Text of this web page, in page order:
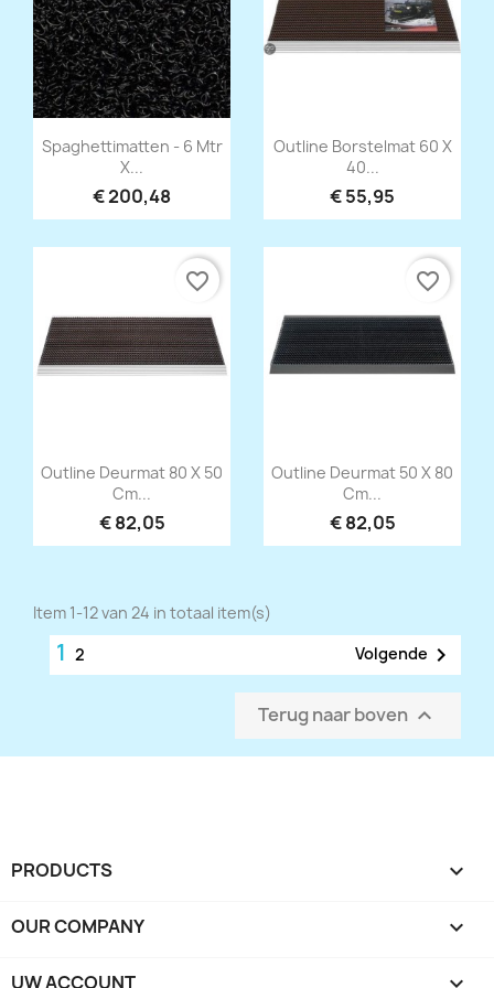
Snel bekijken
Spaghettimatten - 6 Mtr
X...
€ 200,48
Snel bekijken
Outline Borstelmat 60 X
40...
€ 55,95
Snel bekijken
Outline Deurmat 80 X 50
Cm...
€ 82,05
favorite_border
Snel bekijken
Outline Deurmat 50 X 80
Cm...
€ 82,05
favorite_border
Item 1-12 van 24 in totaal item(s)
1 2 Volgende 
Terug naar boven 
PRODUCTS 
OUR COMPANY 
UW ACCOUNT